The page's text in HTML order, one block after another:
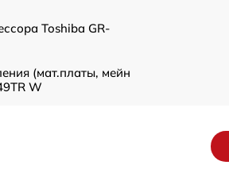
Toshiba GR-
(мат.платы, мейн
W